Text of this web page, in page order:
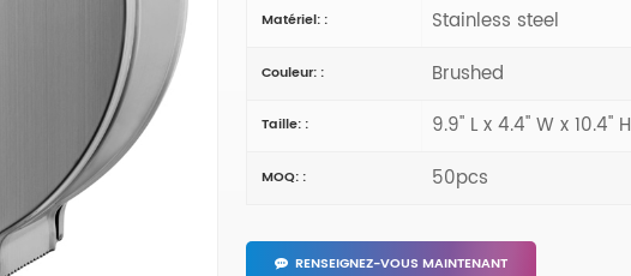
Matériel: : Stainless steel
Couleur: : Brushed
Taille: : 9.9" L x 4.4" W x 10.4" H
MOQ: : 50pcs
RENSEIGNEZ-VOUS MAINTENANT